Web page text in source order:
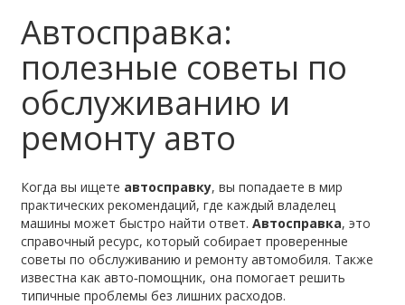
Автосправка:
полезные советы по
обслуживанию и
ремонту авто
Когда вы ищете автосправку, вы попадаете в мир
практических рекомендаций, где каждый владелец
машины может быстро найти ответ.Автосправка,это
справочный ресурс, который собирает проверенные
советы по обслуживанию и ремонту автомобиля. Также
известна какавто‑помощник, она помогает решить
типичные проблемы без лишних расходов.